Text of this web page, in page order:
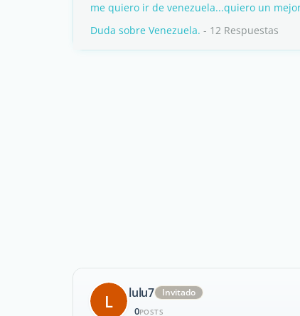
me quiero ir de venezuela...quiero un
Duda sobre Venezuela. - 12 Respuestas
L lulu7 Invitado
0POSTS